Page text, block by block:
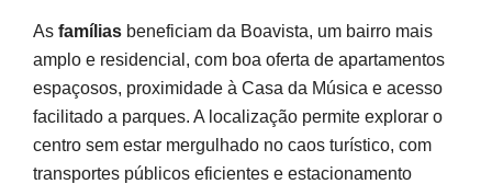
As famílias beneficiam da Boavista, um bairro mais
amplo e residencial, com boa oferta de apartamentos
espaçosos, proximidade à Casa da Música e acesso
facilitado a parques. A localização permite explorar o
centro sem estar mergulhado no caos turístico, com
transportes públicos eficientes e estacionamento